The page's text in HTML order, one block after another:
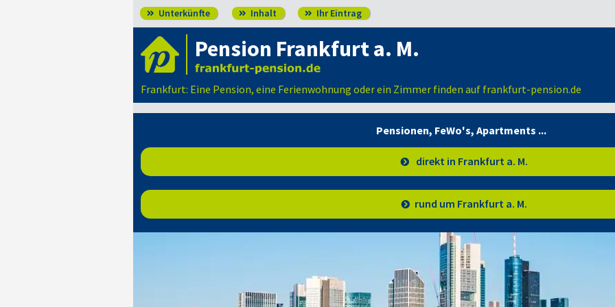
 Unterkünfte  Inhalt  Ihr Eintrag
Pension Frankfurt a. M.
Frankfurt: Eine Pension, eine Ferienwohnung oder ein Zimmer finden auf frankfurt-pension.de
Pensionen, FeWo's, Apartments ...
direkt in Frankfurt a. M.
rund um Frankfurt a. M.